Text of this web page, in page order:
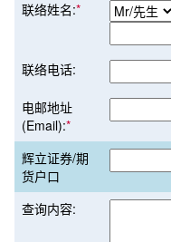
联络姓名:*
联络电话:
电邮地址
(Email):*
辉立证券/期
货户口
查询内容: